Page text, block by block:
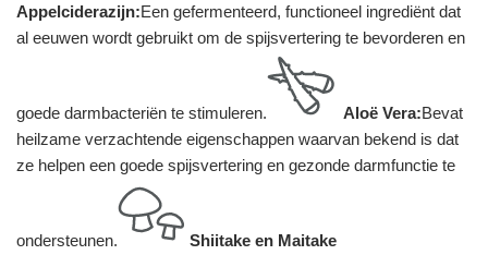
Appelciderazijn:Een gefermenteerd, functioneel ingrediënt dat
al eeuwen wordt gebruikt om de spijsvertering te bevorderen en
goede darmbacteriën te stimuleren. Aloë Vera:Bevat
heilzame verzachtende eigenschappen waarvan bekend is dat
ze helpen een goede spijsvertering en gezonde darmfunctie te
ondersteunen.
Shiitake en Maitake